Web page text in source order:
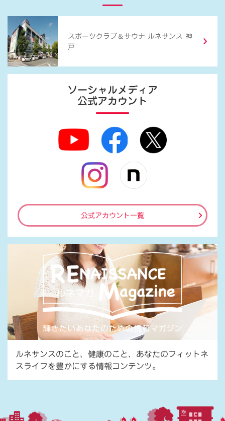
スポーツクラブ ＆ サウナ ルネサンス 神
戸
ソーシャルメディア
公式アカウント
公式アカウント一覧
ルネサンスのこと、健康のこと、あなたのフィットネ
スライフを豊かにする情報コンテンツ。